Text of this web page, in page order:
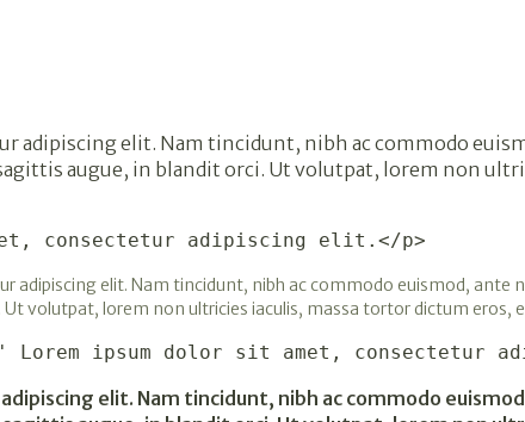
adipiscing elit. Nam tincidunt, nibh ac commodo
augue, in blandit orci. Ut volutpat, lorem non
consectetur adipiscing elit.</p>
adipiscing elit. Nam tincidunt, nibh ac commodo euismod, ante
volutpat, lorem non ultricies iaculis, massa tortor dictum eros,
Lorem ipsum dolor sit amet, consectetur
elit. Nam tincidunt, nibh ac commodo